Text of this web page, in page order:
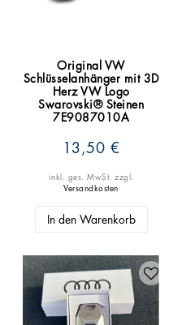
Original VW
Schlüsselanhänger mit 3D
Herz VW Logo
Swarovski® Steinen
7E9087010A
13,50 €
inkl. ges. MwSt. zzgl.
Versandkosten
In den Warenkorb